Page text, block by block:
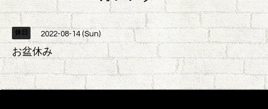
休日 2022-08-14 (Sun)
お盆休み